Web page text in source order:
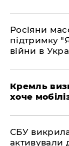
Росіяни
підтримку
війни в
Кремль
хоче
СБУ
активували